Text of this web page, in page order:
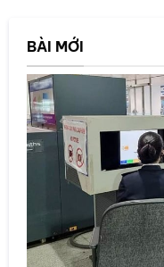
BÀI MỚI